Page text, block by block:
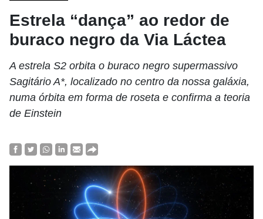
Estrela “dança” ao redor de
buraco negro da Via Láctea
A estrela S2 orbita o buraco negro supermassivo
Sagitário A*, localizado no centro da nossa galáxia,
numa órbita em forma de roseta e confirma a teoria
de Einstein